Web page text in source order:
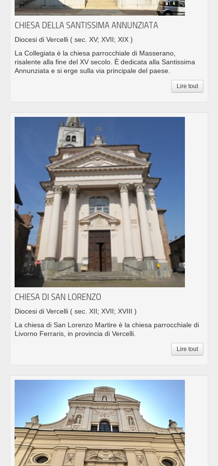
CHIESA DELLA SANTISSIMA ANNUNZIATA
Diocesi di Vercelli ( sec. XV; XVII; XIX )
La Collegiata è la chiesa parrocchiale di Masserano,
risalente alla fine del XV secolo. È dedicata alla Santissima
Annunziata e si erge sulla via principale del paese.
Lire tout
CHIESA DI SAN LORENZO
Diocesi di Vercelli ( sec. XII; XVII; XVIII )
La chiesa di San Lorenzo Martire è la chiesa parrocchiale di
Livorno Ferraris, in provincia di Vercelli.
Lire tout